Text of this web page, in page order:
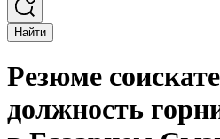
Найти
Резюме
должность